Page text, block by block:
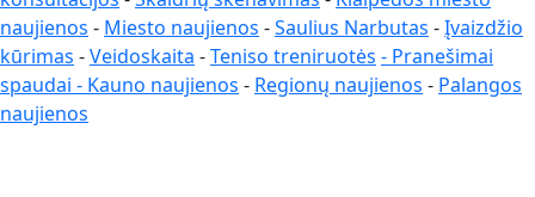
naujienos - Miesto naujienos -Saulius Narbutas -Įvaizdžio
kūrimas -Veidoskaita -Teniso treniruotės - Pranešimai
spaudai - Kauno naujienos - Regionų naujienos - Palangos
naujienos